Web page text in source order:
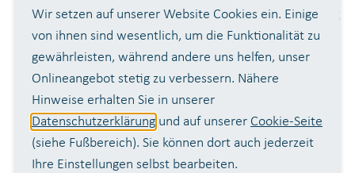
Schulbescheinigung bzw.Studienbescheinigung
und die Studienordnung/Praktikumsordnung
Nachweis der Schule, Universität oder
Fachhochschule bei Pflichtpraktika
Eine Info für welchen Bereich du dich
interessierst und in welchem Zeitraum du dein
Praktikum machen möchtest
Wir setzen auf unserer Website Cookies ein. Einige
von ihnen sind wesentlich, um die Funktionalität zu
gewährleisten, während andere uns helfen, unser
Onlineangebot stetig zu verbessern. Nähere
Hinweise erhalten Sie in unserer
Datenschutzerklärung und auf unserer Cookie-Seite
(siehe Fußbereich). Sie können dort auch jederzeit
Ihre Einstellungen selbst bearbeiten.